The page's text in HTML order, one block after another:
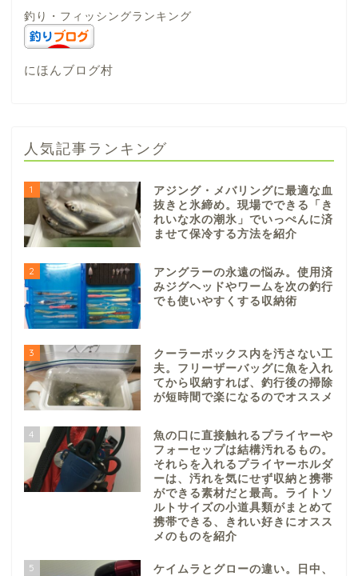
釣り・フィッシングランキング
にほんブログ村
人気記事ランキング
1
アジング・メバリングに最適な血
抜きと氷締め。現場でできる「き
れいな水の潮氷」でいっぺんに済
ませて保冷する方法を紹介
2
アングラーの永遠の悩み。使用済
みジグヘッドやワームを次の釣行
でも使いやすくする収納術
3
クーラーボックス内を汚さない工
夫。フリーザーバッグに魚を入れ
てから収納すれば、釣行後の掃除
が短時間で楽になるのでオススメ
4
魚の口に直接触れるプライヤーや
フォーセップは結構汚れるもの。
それらを入れるプライヤーホルダ
ーは、汚れを気にせず収納と携帯
ができる素材だと最高。ライトソ
ルトサイズの小道具類がまとめて
携帯できる、きれい好きにオスス
メのものを紹介
5
ケイムラとグローの違い。日中、